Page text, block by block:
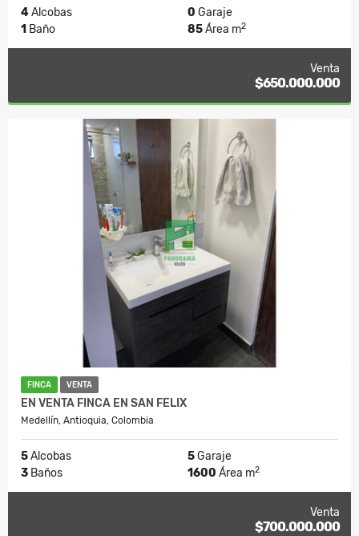
4Alcobas 0 Garaje
1 Baño 85Área m2
Venta
$650.000.000
FINCA VENTA
EN VENTA FINCA EN SAN FELIX
Medellín, Antioquia, Colombia
5Alcobas 5Garaje
3 Baños 1600 Área m2
Venta
$700.000.000